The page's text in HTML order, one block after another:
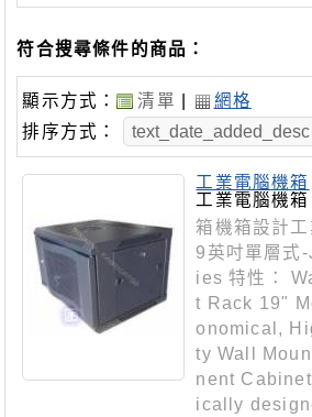
符合搜尋條件的商品：
顯示方式： 清單
網格
排序方式：
工業電腦機箱
工業電腦機箱
箱機箱設計工
9英吋單層式
ies 特性：
t Rack 19"
onomical,
ty Wall
nent
ically